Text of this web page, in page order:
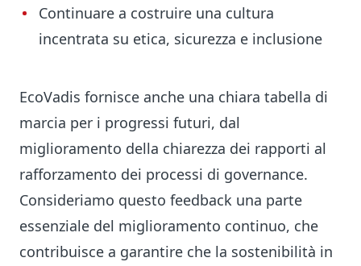
Continuare a costruire una cultura
incentrata su etica, sicurezza e inclusione
EcoVadis fornisce anche una chiara tabella di
marcia per i progressi futuri, dal
miglioramento della chiarezza dei rapporti al
rafforzamento dei processi di governance.
Consideriamo questo feedback una parte
essenziale del miglioramento continuo, che
contribuisce a garantire che la sostenibilità in